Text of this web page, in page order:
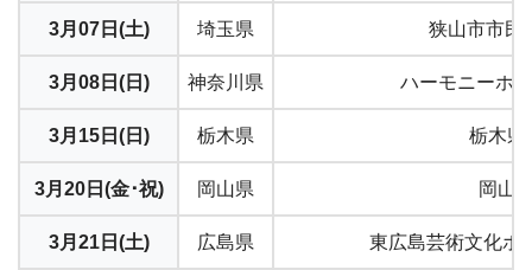
3月07日(土) 埼玉県 狭山市市民
3月08日(日) 神奈川県 ハーモニーホ
3月15日(日) 栃木県 栃木県
3月20日(金･祝) 岡山県 岡山
3月21日(土) 広島県 東広島芸術文化ホ